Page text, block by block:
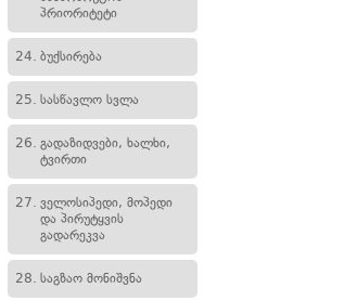
პრიორიტეტი
24. ბუქსირება
25. სასწავლო სვლა
26. გადაზიდვები, ხალხი,
ტვირთი
27. ველოსიპედი, მოპედი
და პირუტყვის
გადარეკვა
28. საგზაო მონიშვნა